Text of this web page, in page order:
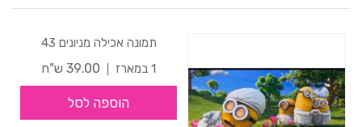
תמונה אכילה מניונים 43
1 במארז
39.00 ש"ח
הוספה לסל